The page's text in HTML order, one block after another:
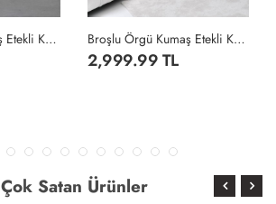
Broşlu Örgü Kumaş Etekli Kadın Takım Elbise Kahverengi Kahverengi Broşlu Örgü Kumaş Etekli Kadın Takım Elbise Siyah Siyah
2,999.99 TL
Çok Satan Ürünler